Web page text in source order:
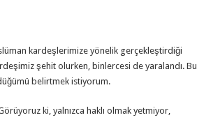
kardeşlerimize yönelik gerçekleştirdiği
şehit olurken, binlercesi de yaralandı. Bu
belirtmek istiyorum.
ki, yalnızca haklı olmak yetmiyor,